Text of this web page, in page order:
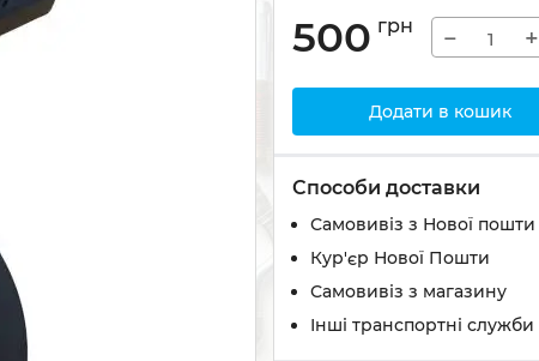
500 грн − +
Додати в кошик
Способи доставки
Самовивіз з Нової пошти
Кур'єр Нової Пошти
Самовивіз з магазину
Інші транспортні служби